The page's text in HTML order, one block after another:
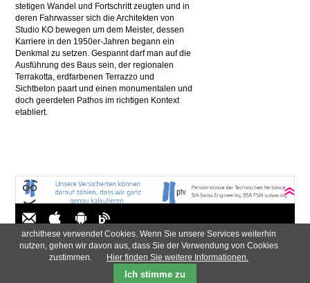
stetigen Wandel und Fortschritt zeugten und in
deren Fahrwasser sich die Architekten von
Studio KO bewegen um dem Meister, dessen
Karriere in den 1950er-Jahren begann ein
Denkmal zu setzen. Gespannt darf man auf die
Ausführung des Baus sein, der regionalen
Terrakotta, erdfarbenen Terrazzo und
Sichtbeton paart und einen monumentalen und
doch geerdeten Pathos im richtigen Kontext
etabliert.
Navigation
überspringen
AGB Impressum
Datenschutzerklärung
Zahlung & Versand
Preise in EUR
archithese verwendet Cookies. Wenn Sie unsere Services weiterhin
nutzen, gehen wir davon aus, dass Sie der Verwendung von Cookies
zustimmen.
Hier finden Sie weitere Informationen.
Ich stimme zu